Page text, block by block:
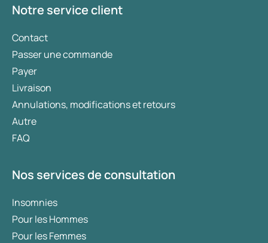
d’utilisation de médicaments.
Notre service client
Contact
Passer une commande
Payer
Livraison
Annulations, modifications et retours
Autre
FAQ
Nos services de consultation
Insomnies
Pour les Hommes
Pour les Femmes